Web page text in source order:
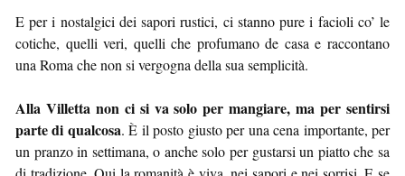
E per i nostalgici dei sapori rustici, ci stanno pure i facioli co’ le
cotiche, quelli veri, quelli che profumano de casa e raccontano
una Roma che non si vergogna della sua semplicità.
Alla Villetta non ci si va solo per mangiare, ma per sentirsi
parte di qualcosa. È il posto giusto per una cena importante, per
un pranzo in settimana, o anche solo per gustarsi un piatto che sa